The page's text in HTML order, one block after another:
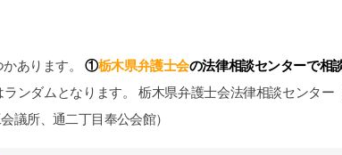
、不
ると
では
章で
と有
かあります。①栃木県弁護士会の法律相談センターで相
ンダムとなります。 栃木県弁護士会法律相談センタ
議所、通二丁目奉公会館）